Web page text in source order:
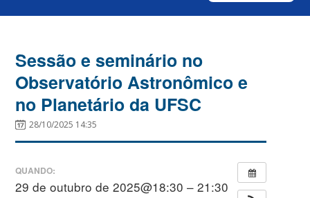
Sessão e seminário no
Observatório Astronômico e
no Planetário da UFSC
28/10/2025 14:35
QUANDO:
29 de outubro de 2025@18:30 – 21:30